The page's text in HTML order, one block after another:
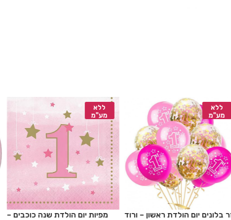
ללא
מע"מ
מפיות יום הולדת שנה כוכבים –
ללא
מע"מ
זר בלונים יום הולדת ראשון – ורוד